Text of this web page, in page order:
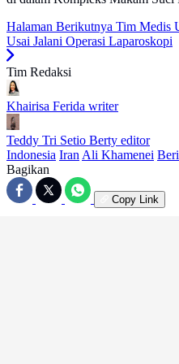
Halaman Berikutnya Tim Medis
Usai Jalani Operasi Laparoskopi
Tim Redaksi
Khairisa Ferida writer
Teddy Tri Setio Berty editor
Indonesia IranAli Khamenei
Bagikan
Copy Link